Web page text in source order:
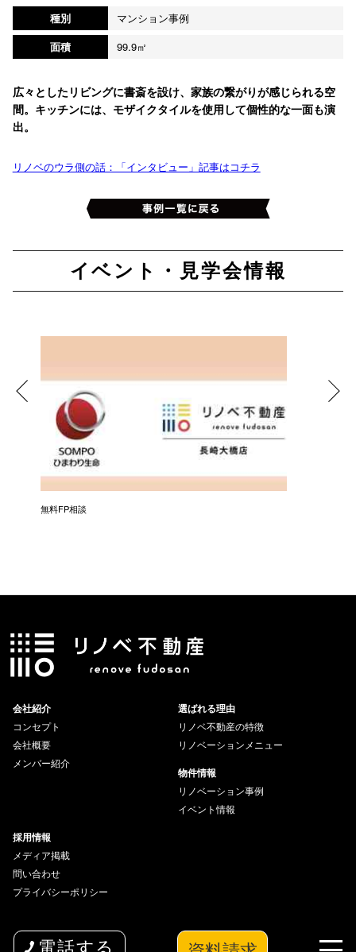
種別
マンション事例
面積
99.9㎡
広々としたリビングに書斎を設け、家族の繋がりが感じられる空
間。キッチンには、モザイクタイルを使用して個性的な一面も演
出。
リノベのウラ側の話：「インタビュー」記事はコチラ
イベント・見学会情報
無料FP相談
会社紹介
コンセプト
会社概要
メンバー紹介
選ばれる理由
リノベ不動産の特徴
リノベーションメニュー
物件情報
リノベーション事例
イベント情報
採用情報
メディア掲載
問い合わせ
プライバシーポリシー